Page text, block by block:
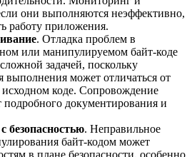
они выполняются неэффективно,
работу приложения.
. Отладка проблем в
или манипулируемом байт-коде
задачей, поскольку
выполнения может отличаться от
исходном коде. Сопровождение
подробного документирования и
безопасностью. Неправильное
байт-кодом может